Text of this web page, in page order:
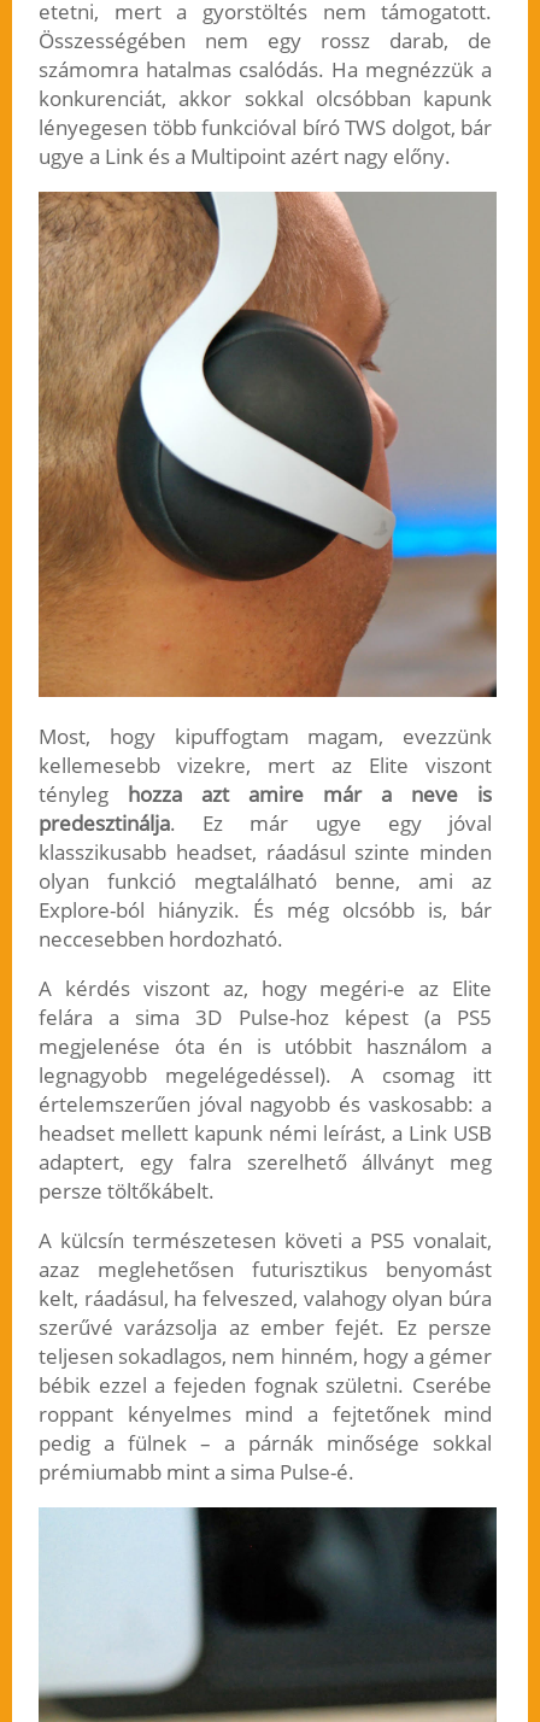
etetni, mert a gyorstöltés nem támogatott.
Összességében nem egy rossz darab, de
számomra hatalmas csalódás. Ha megnézzük a
konkurenciát, akkor sokkal olcsóbban kapunk
lényegesen több funkcióval bíró TWS dolgot, bár
ugye a Link és a Multipoint azért nagy előny.
Most, hogy kipuffogtam magam, evezzünk
kellemesebb vizekre, mert az Elite viszont
tényleg hozza azt amire már a neve is
predesztinálja. Ez már ugye egy jóval
klasszikusabb headset, ráadásul szinte minden
olyan funkció megtalálható benne, ami az
Explore-ból hiányzik. És még olcsóbb is, bár
neccesebben hordozható.
A kérdés viszont az, hogy megéri-e az Elite
felára a sima 3D Pulse-hoz képest (a PS5
megjelenése óta én is utóbbit használom a
legnagyobb megelégedéssel). A csomag itt
értelemszerűen jóval nagyobb és vaskosabb: a
headset mellett kapunk némi leírást, a Link USB
adaptert, egy falra szerelhető állványt meg
persze töltőkábelt.
A külcsín természetesen követi a PS5 vonalait,
azaz meglehetősen futurisztikus benyomást
kelt, ráadásul, ha felveszed, valahogy olyan búra
szerűvé varázsolja az ember fejét. Ez persze
teljesen sokadlagos, nem hinném, hogy a gémer
bébik ezzel a fejeden fognak születni. Cserébe
roppant kényelmes mind a fejtetőnek mind
pedig a fülnek – a párnák minősége sokkal
prémiumabb mint a sima Pulse-é.